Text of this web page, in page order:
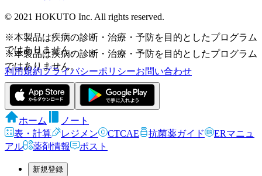
© 2021 HOKUTO Inc. All rights reserved.
※本製品は疾病の診断・治療・予防を目的としたプログラム
ではありません。
利用規約プライバシーポリシーお問い合わせ
※本製品は疾病の診断・治療・予防を目的としたプログラム
ではありません。
ホーム
ノート
表・計算
レジメン CTCAE 抗菌薬ガイド
ERマニュ
アル
薬剤情報 ポスト
新規登録